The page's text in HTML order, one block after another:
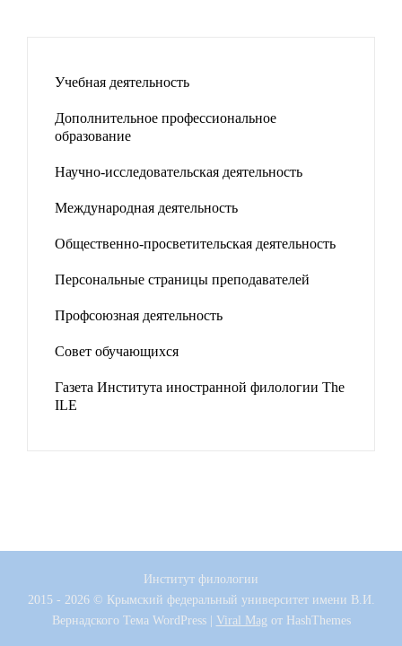
Учебная деятельность
Дополнительное профессиональное
образование
Научно-исследовательская деятельность
Международная деятельность
Общественно-просветительская деятельность
Персональные страницы преподавателей
Профсоюзная деятельность
Совет обучающихся
Газета Института иностранной филологии The
ILE
Институт филологии
2015 - 2026 © Крымский федеральный университет имени В.И.
ВернадскогоТема WordPress | Viral Mag от HashThemes